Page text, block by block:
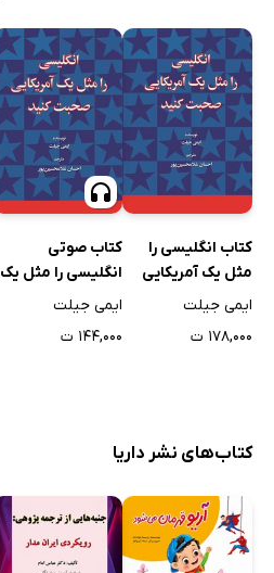
کتاب انگلیسی را
مثل یک آمریکایی
صحبت کنید
ایمی جیلت
۱۷۸,۰۰۰ ت
کتاب صوتی
انگلیسی را مثل یک
آمریکایی صحبت
ایمی جیلت
۱۴۴,۰۰۰ ت
کتاب‌های نشر داریا